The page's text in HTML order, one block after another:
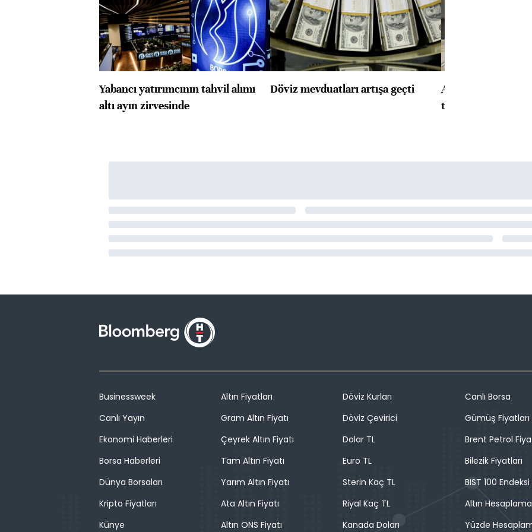
Yabancı yatırımcının tahvil alımı
altı ayın zirvesinde
Döviz mevduatları artışa geçti
ABD'de konut
toparlandı
Businessweek
Canlı Yayın
Ekonomi Haberleri
Borsa Haberleri
Dünya Borsaları
Kripto Fiyatları
Künye
Altın Fiyatları
Gram Altın Fiyatı
Çeyrek Altın Fiyatı
Tam Altın Fiyatı
Yarım Altın Fiyatı
Ata Altın Fiyatı
Altın ONS Fiyatı
Döviz Kurları
Döviz Çevirici
Dolar TL
Euro TL
Sterin Kaç TL
Riyal Kaç TL
Kanada Doları
Canlı Borsa
Gümüş Fiyatları
Brent Petrol
Bilezik Fiyatları
BIST 100 Endeksi
Altın Hesaplama
Yüzde